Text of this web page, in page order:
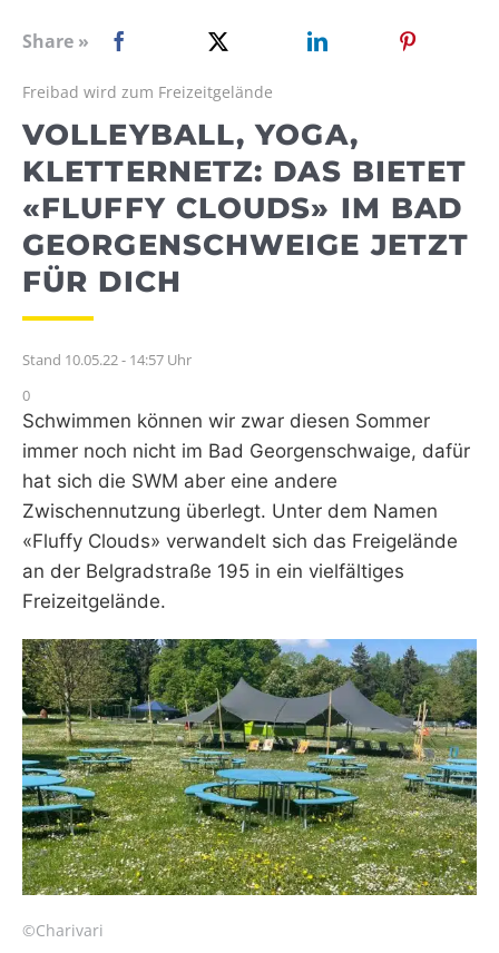
WEBRADIO
Share »
Freibad wird zum Freizeitgelände
VOLLEYBALL, YOGA,
KLETTERNETZ: DAS BIETET
«FLUFFY CLOUDS» IM BAD
GEORGENSCHWEIGE JETZT
FÜR DICH
Stand 10.05.22 - 14:57 Uhr
0
Schwimmen können wir zwar diesen Sommer
immer noch nicht im Bad Georgenschwaige, dafür
hat sich die SWM aber eine andere
Zwischennutzung überlegt. Unter dem Namen
«Fluffy Clouds» verwandelt sich das Freigelände
an der Belgradstraße 195 in ein vielfältiges
Freizeitgelände.
©Charivari